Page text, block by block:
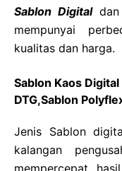
Sablon Digitaldan
mempunyai
kualitas dan harga.
Sablon Kaos
DTG,Sablon
Jenis Sablon
kalangan